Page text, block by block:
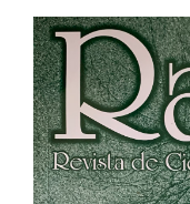
Barra
lateral
de